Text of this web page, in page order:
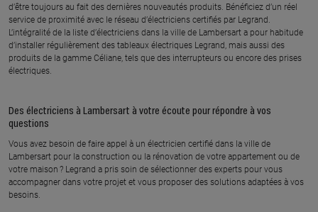
À 11.8 km km
CHRISTOPHE VEROONE
73 b rue roger bouvry, 59113
SECLIN
En savoir plus
À 12.8 km km
MTE
32 rue franklin roosevelt, 59200
En savoir plus
À 12.3 km km
ELECTRICITE LEFEBVRE
16 boulevard de metz, 59100
ROUBAIX
À 12.3 km km
KRYS ELECTRICITE AND
CO
d’être toujours au fait des dernières nouveautés produits. Bénéficiez d’un réel
service de proximité avec le réseau d’électriciens certifiés par Legrand.
L’intégralité de la liste d’électriciens dans la ville de Lambersart a pour habitude
d’installer régulièrement des tableaux électriques Legrand, mais aussi des
produits de la gamme Céliane, tels que des interrupteurs ou encore des prises
électriques.
Des électriciens à Lambersart à votre écoute pour répondre à vos
questions
Vous avez besoin de faire appel à un électricien certifié dans la ville de
Lambersart pour la construction ou la rénovation de votre appartement ou de
votre maison ? Legrand a pris soin de sélectionner des experts pour vous
accompagner dans votre projet et vous proposer des solutions adaptées à vos
besoins.